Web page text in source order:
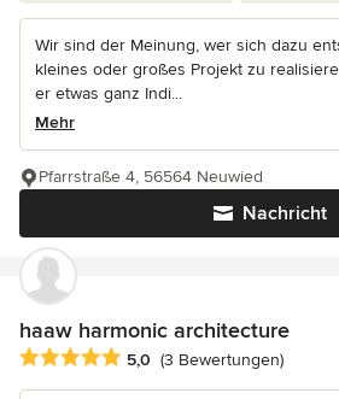
Wir sind der Meinung, wer sich dazu
kleines oder großes Projekt zu
er etwas ganz Indi...
Mehr
Nachricht
Pfarrstraße 4, 56564 Neuwied
haaw harmonic architecture
Durchschnittliche Bewertung: 5 von 5
5,0 (3 Bewertungen)